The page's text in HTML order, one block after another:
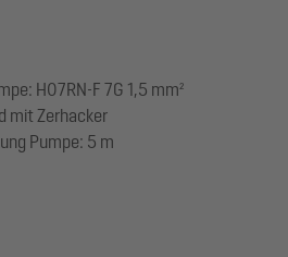
H07RN-F 7G 1,5 mm²
mit Zerhacker
Pumpe: 5 m